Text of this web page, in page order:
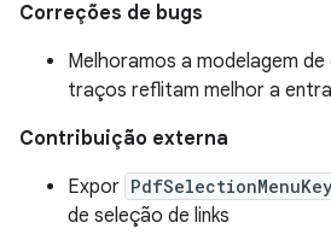
Correções de bugs
Melhoramos a modelagem
traços reflitam melhor a
Contribuição externa
Expor
de seleção de links